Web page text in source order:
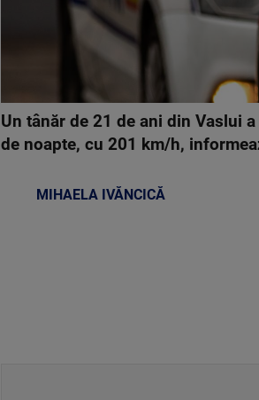
Un tânăr de 21 de ani din Vaslui
de noapte, cu 201 km/h,
MIHAELA IVĂNCICĂ